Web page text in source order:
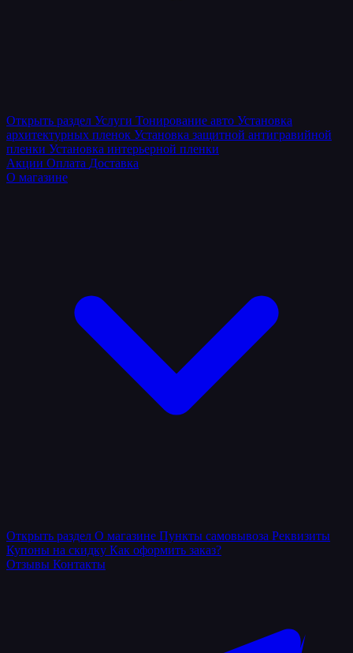
Открыть раздел Услуги Тонирование авто Установка
архитектурных пленок Установка защитной антигравийной
пленки Установка интерьерной пленки
Акции Оплата Доставка
О магазине
Открыть раздел О магазине Пункты самовывоза Реквизиты
Купоны на скидку Как оформить заказ?
Отзывы Контакты